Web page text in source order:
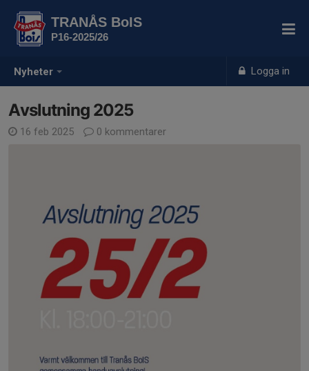
Nyheter Logga in
TRANÅS BoIS
P16-2025/26
Avslutning 2025
16 feb 2025 0 kommentarer